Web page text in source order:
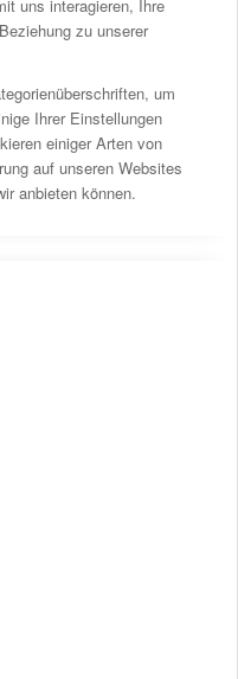
uns interagieren, Ihre
zu unserer
um
Ihrer Einstellungen
einiger Arten von
auf unseren Websites
anbieten können.